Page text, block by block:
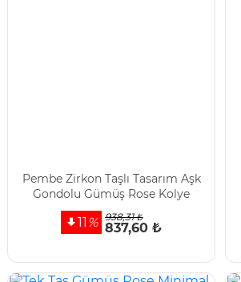
Pembe Zirkon Taşlı Tasarım Aşk
Gondolu Gümüş Rose Kolye
11 % 938,31 ₺
837,60 ₺